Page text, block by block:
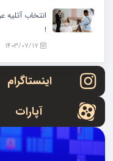
انتخاب
!
اینستاگرام
آپارات